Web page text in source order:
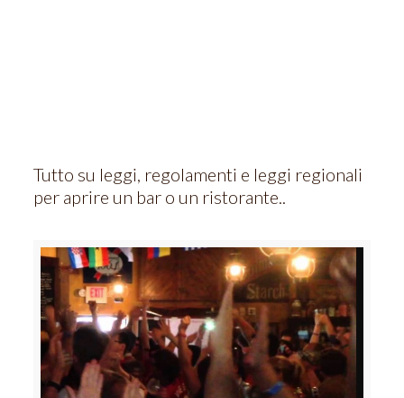
Tutto su leggi, regolamenti e leggi regionali
per aprire un bar o un ristorante..